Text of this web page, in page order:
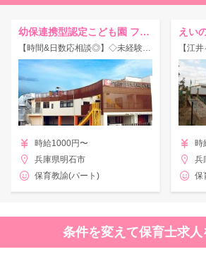
幼保連携型認定こども園 フェニックス大久保こども園
【時間&日数応相談◎】◇未経験者エントリー可能♪定員120名の幼保連携型認定こども園！
時給1000円〜
兵庫県明石市
保育教諭(パート)
えい
時
兵
保
条件を変えて保育士求人